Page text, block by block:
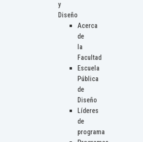
y
Diseño
Acerca
de
la
Facultad
Escuela
Pública
de
Diseño
Líderes
de
programa